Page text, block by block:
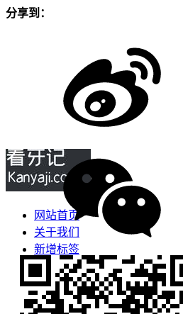
网站首页
关于我们
新增标签
免责声明
看牙攻略
口腔运营
分享到：